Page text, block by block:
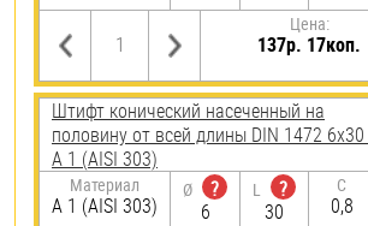
Цена:
137р. 17коп.
Штифт конический насеченный на
половину от всей длины DIN 1472
А 1 (AISI 303)
Материал
А 1 (AISI 303)
Ø
?
6
L
?
30
C
0,8